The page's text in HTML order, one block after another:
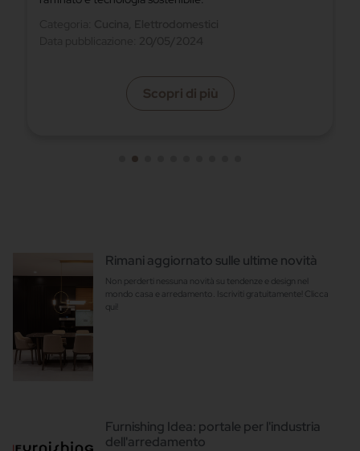
Data pubblicazione:
Rimani aggiornato sulle ultime novità
Non perderti nessuna novità su tendenze e design nel
mondo casa e arredamento. Iscriviti gratuitamente! Clicca
qui!
Furnishing Idea: portale per l'industria
dell'arredamento